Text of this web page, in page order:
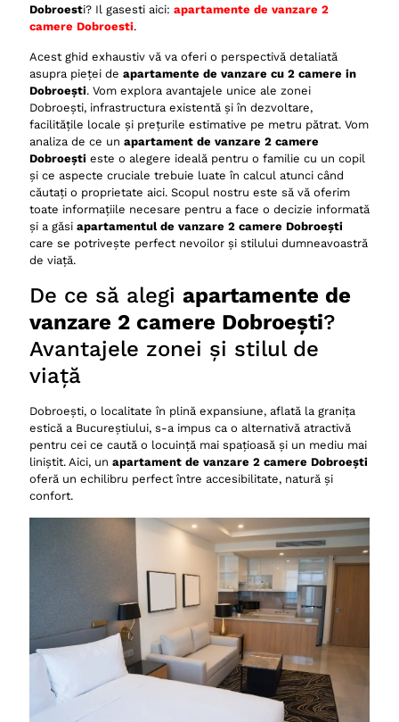
ansamblu nou?
Pasul 3: Inspecția detaliată a proprietății și a zonei
Pasul 4: Aspectele juridice și financiare
Întrebări frecvente despre apartamente de vanzare 2
camere Dobroești
Care este prețul mediu pe metru pătrat pentru un
apartament de vanzare 2 camere Dobroești?
Este zona Dobroești imobiliare o investiție bună pe
termen lung?
Ce facilități de transport public sunt disponibile
pentru un apartament de vanzare 2 camere
Dobroești?
copii?
Care sunt costurile de întreținere pentru un
apartament de vanzare 2 camere Dobroești?
Top 10 facilități în zona Dobroești:
Dobroesti? Il gasesti aici: apartamente de vanzare 2
camere Dobroesti.
Acest ghid exhaustiv vă va oferi o perspectivă detaliată
asupra pieței de apartamente de vanzare cu 2 camere in
Dobroești. Vom explora avantajele unice ale zonei
Dobroești, infrastructura existentă și în dezvoltare,
facilitățile locale și prețurile estimative pe metru pătrat. Vom
analiza de ce un apartament de vanzare 2 camere
Dobroești este o alegere ideală pentru o familie cu un copil
și ce aspecte cruciale trebuie luate în calcul atunci când
căutați o proprietate aici. Scopul nostru este să vă oferim
toate informațiile necesare pentru a face o decizie informată
și a găsi apartamentul de vanzare 2 camere Dobroești
care se potrivește perfect nevoilor și stilului dumneavoastră
de viață.
De ce să alegi apartamente de
vanzare 2 camere Dobroești?
Avantajele zonei și stilul de
viață
Dobroești, o localitate în plină expansiune, aflată la granița
estică a Bucureștiului, s-a impus ca o alternativă atractivă
pentru cei ce caută o locuință mai spațioasă și un mediu mai
liniștit. Aici, un apartament de vanzare 2 camere Dobroești
oferă un echilibru perfect între accesibilitate, natură și
confort.